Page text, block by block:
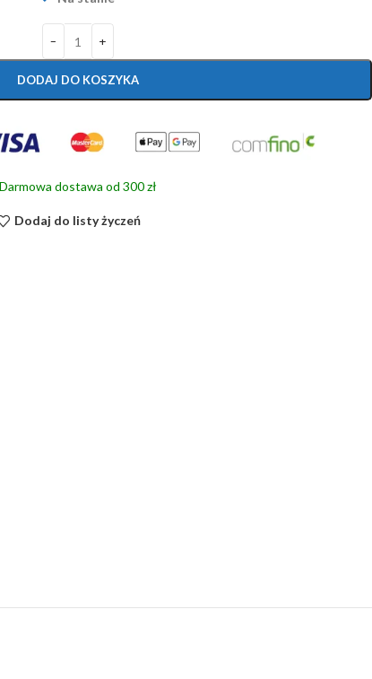
DODAJ DO KOSZYKA
Darmowa dostawa od 300 zł
Dodaj do listy życzeń